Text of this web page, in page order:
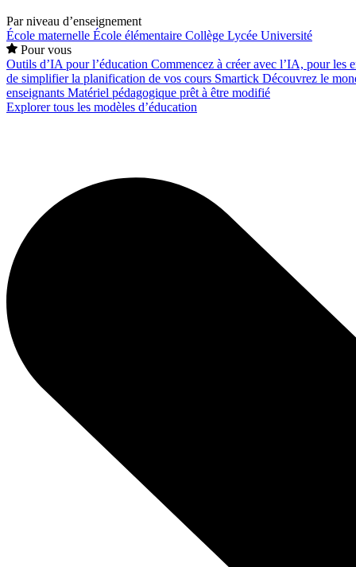
Par niveau d’enseignement
École maternelle École élémentaire Collège Lycée Université
Pour vous
Outils d’IA pour l’éducation Commencez à créer avec l’IA, pour les
de simplifier la planification de vos cours Smartick Découvrez le
enseignants Matériel pédagogique prêt à être modifié
Explorer tous les modèles d’éducation